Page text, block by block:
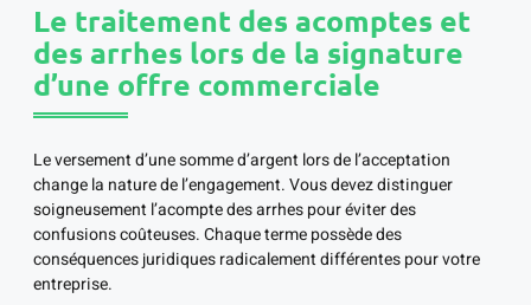
Le traitement des acomptes et
des arrhes lors de la signature
d’une offre commerciale
Le versement d’une somme d’argent lors de l’acceptation
change la nature de l’engagement. Vous devez distinguer
soigneusement l’acompte des arrhes pour éviter des
confusions coûteuses. Chaque terme possède des
conséquences juridiques radicalement différentes pour votre
entreprise.